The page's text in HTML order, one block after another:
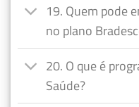
19. Quem pode
no plano
20. O que é
Saúde?